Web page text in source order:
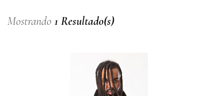
Mostrando 1 Resultado(s)